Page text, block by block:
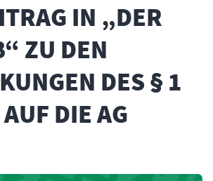
IN „DER
ZU DEN
DES § 1
DIE AG